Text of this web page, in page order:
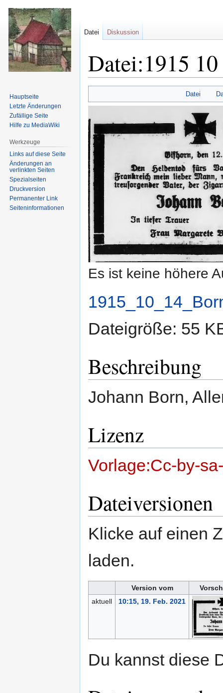
Datei:1915
Navigation
Suche
Datei
Es ist keine höhere
Dateigröße: 55
Beschreibung
Johann Born,
Lizenz
Vorlage:Cc-by-
Dateiversionen
Klicke auf einen
laden.
Version vom
aktuell
10:15, 19. Feb. 2021
Du kannst diese
Datei Diskussion
Hauptseite
Letzte Änderungen
Zufällige Seite
Hilfe zu MediaWiki
Werkzeuge
Links auf diese Seite
Änderungen an
verlinkten Seiten
Spezialseiten
Druckversion
Permanenter Link
Seiten­informationen